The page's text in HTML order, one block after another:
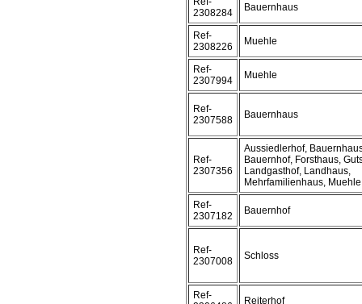
2308284
Bauernhaus
Ref-
2308226
Muehle
Ref-
2307994
Muehle
Ref-
2307588
Bauernhaus
Ref-
2307356
Aussiedlerhof,
Bauernhof, Forsthaus,
Landgasthof, Landhaus,
Mehrfamilienhaus, Muehle
Ref-
2307182
Bauernhof
Ref-
2307008
Schloss
Ref-
Reiterhof